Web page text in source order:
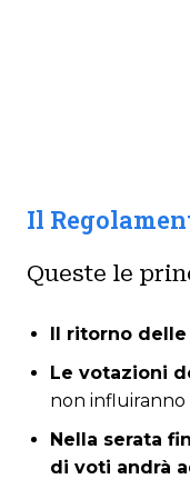
Il
Queste le
Il ritorno delle
Le votazioni
non influiranno
Nella serata
di voti andrà